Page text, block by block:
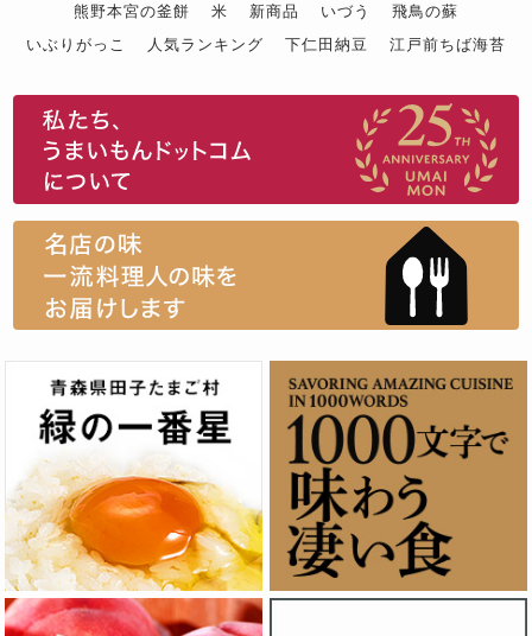
熊野本宮の釜餅 米 新商品 いづう
飛鳥の蘇
いぶりがっこ
人気ランキング 下仁田納豆
江戸前ちば海苔